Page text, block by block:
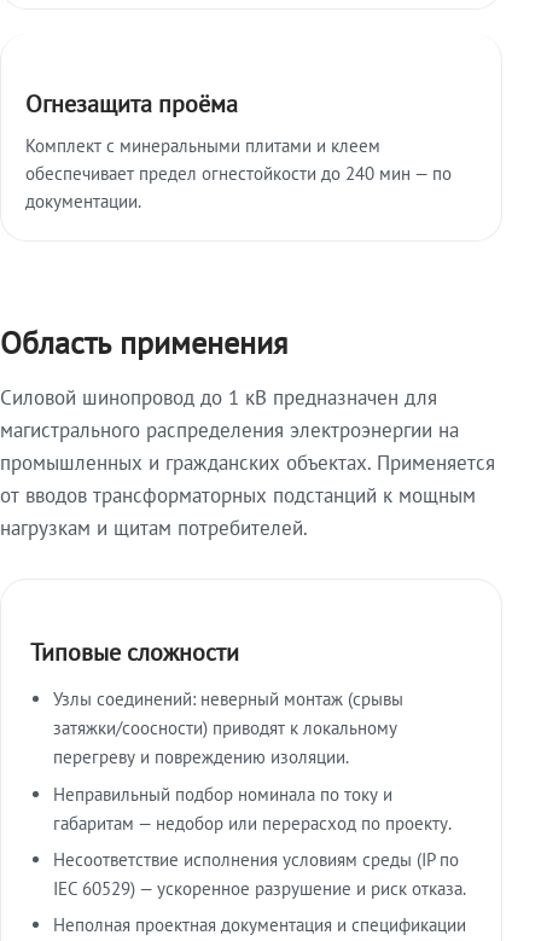
Огнезащита проёма
Комплект с минеральными плитами и клеем
обеспечивает предел огнестойкости до 240 мин — по
документации.
Область применения
Силовой шинопровод до 1 кВ предназначен для
магистрального распределения электроэнергии на
промышленных и гражданских объектах. Применяется
от вводов трансформаторных подстанций к мощным
нагрузкам и щитам потребителей.
Типовые сложности
Узлы соединений: неверный монтаж (срывы
затяжки/соосности) приводят к локальному
перегреву и повреждению изоляции.
Неправильный подбор номинала по току и
габаритам — недобор или перерасход по проекту.
Несоответствие исполнения условиям среды (IP по
IEC 60529) — ускоренное разрушение и риск отказа.
Неполная проектная документация и спецификации